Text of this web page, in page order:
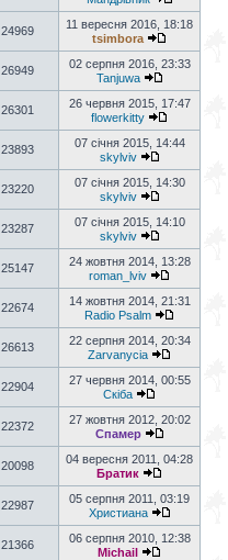
24969
11 вересня 2016, 18:18
tsimbora
26949
02 серпня 2016, 23:33
Tanjuwa
26301
26 червня 2015, 17:47
flowerkitty
23893
07 січня 2015, 14:44
skylviv
23220
07 січня 2015, 14:30
skylviv
23287
07 січня 2015, 14:10
skylviv
25147
24 жовтня 2014, 13:28
roman_lviv
22674
14 жовтня 2014, 21:31
Radio Psalm
26613
22 серпня 2014, 20:34
Zarvanycia
22904
27 червня 2014, 00:55
Скіба
22372
27 жовтня 2012, 20:02
Спамер
20098
04 вересня 2011, 04:28
Братик
22987
05 серпня 2011, 03:19
Христиана
21366
06 серпня 2010, 12:38
Michail